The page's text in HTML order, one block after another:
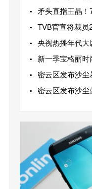
矛头直指王晶！
TVB官宣将裁员
央视热播年代
新一季宝格丽
密云区发布沙尘
密云区发布沙尘